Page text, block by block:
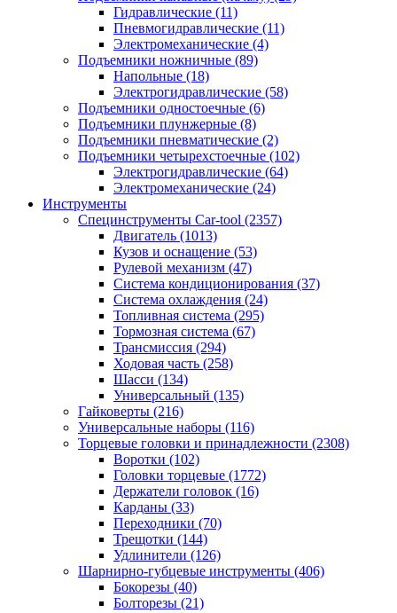
Гидравлические (11)
Пневмогидравлические (11)
Электромеханические (4)
Подъемники ножничные (89)
Напольные (18)
Электрогидравлические (58)
Подъемники одностоечные (6)
Подъемники плунжерные (8)
Подъемники пневматические (2)
Подъемники четырехстоечные (102)
Электрогидравлические (64)
Электромеханические (24)
Инструменты
Специнструменты Car-tool (2357)
Двигатель (1013)
Кузов и оснащение (53)
Рулевой механизм (47)
Система кондиционирования (37)
Система охлаждения (24)
Топливная система (295)
Тормозная система (67)
Трансмиссия (294)
Ходовая часть (258)
Шасси (134)
Универсальный (135)
Гайковерты (216)
Универсальные наборы (116)
Торцевые головки и принадлежности (2308)
Воротки (102)
Головки торцевые (1772)
Держатели головок (16)
Карданы (33)
Переходники (70)
Трещотки (144)
Удлинители (126)
Шарнирно-губцевые инструменты (406)
Бокорезы (40)
Болторезы (21)